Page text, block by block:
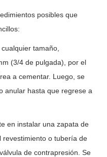
posibles que
tamaño,
(3/4 de pulgada), por el
a cementar. Luego, se
anular hasta que regrese a
en instalar una zapata de
revestimiento o tubería de
de contrapresión. Se